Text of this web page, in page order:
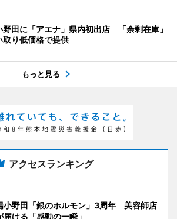
野田に「アエナ」県内初出店 「余剰在庫」
取り低価格で提供
もっと見る
アクセスランキング
小野田「銀のホルモン」3周年 美容師店
届ける「感動の一瞬」